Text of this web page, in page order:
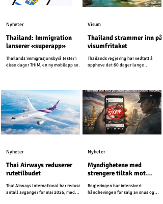
Thailand: Immigration
lanserer «superapp»
Thailands immigrasjonsbyrå tester i
disse dager THIM, en ny mobilapp som
Nyheter
Thailand strammer inn på
visumfritaket
Thailands regjering har vedtatt å
oppheve det 60 dager lange
Visum
Thai Airways reduserer
rutetilbudet
Thai Airways International har redusert
antall avganger for mai 2026, med
Nyheter
Myndighetene med
strengere tiltak mot
snusreklame i sosiale
medier
Regjeringen har intensivert
håndhevingen for salg av snus og
Nyheter